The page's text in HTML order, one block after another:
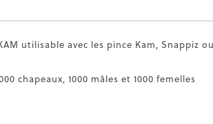
utilisable avec les pince Kam,
chapeaux, 1000 mâles et 1000 femelles